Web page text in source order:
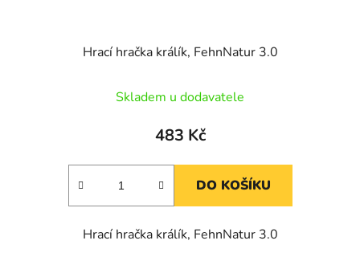
Hrací hračka králík, FehnNatur 3.0
Skladem u dodavatele
483 Kč
DO KOŠÍKU
Hrací hračka králík, FehnNatur 3.0